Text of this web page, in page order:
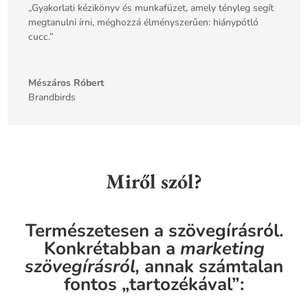
„Gyakorlati kézikönyv és munkafüzet, amely tényleg segít
megtanulni írni, méghozzá élményszerűen: hiánypótló
cucc.”
Mészáros Róbert
Brandbirds
Miről szól?
Természetesen a szövegírásról.
Konkrétabban a marketing
szövegírásról, annak számtalan
fontos „tartozékával”: